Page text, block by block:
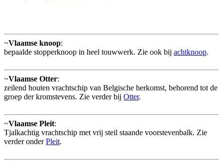
~Vlaamse knoop:
bepaalde stopperknoop in heel touwwerk. Zie ook bij achtknoop.
~Vlaamse Otter:
zeilend houten vrachtschip van Belgische herkomst, behorend tot de
groep der kromstevens. Zie verder bij Otter.
~Vlaamse Pleit:
Tjalkachtig vrachtschip met vrij steil staande voorstevenbalk. Zie
verder onderPleit.